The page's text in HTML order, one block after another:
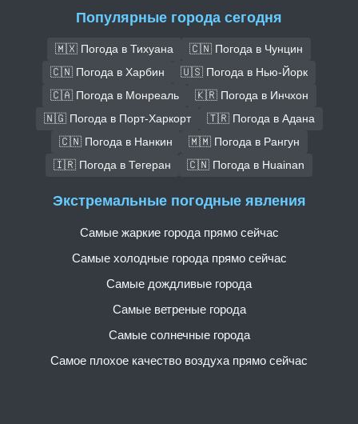
Популярные города сегодня
🇲🇽 Погода в Тихуана
🇨🇳 Погода в Чунцин
🇨🇳 Погода в Харбин
🇺🇸 Погода в Нью-Йорк
🇨🇦 Погода в Монреаль
🇰🇷 Погода в Инчхон
🇳🇬 Погода в Порт-Харкорт
🇹🇷 Погода в Адана
🇨🇳 Погода в Нанкин
🇲🇲 Погода в Рангун
🇮🇷 Погода в Тегеран
🇨🇳 Погода в Huainan
Экстремальные погодные явления
Самые жаркие города прямо сейчас
Самые холодные города прямо сейчас
Самые дождливые города
Самые ветреные города
Самые солнечные города
Самое плохое качество воздуха прямо сейчас